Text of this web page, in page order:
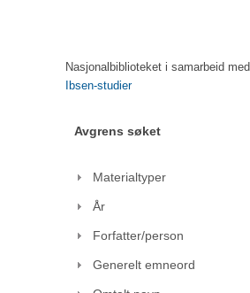
Nasjonalbiblioteket i samarbeid med
Ibsen-studier
Avgrens søket
Materialtyper
År
Forfatter/person
Generelt emneord